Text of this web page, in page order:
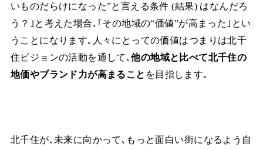
いものだらけになった”と言える条件 (結果) はなんだろ
う？｣と考えた場合､｢その地域の“価値”が高まった｣とい
うことになります｡人々にとっての価値はつまりは北千
住ビジョンの活動を通して､他の地域と比べて北千住の
地価やブランド力が高まること を目指します｡
北千住が､未来に向かって､もっと面白い街になるよう自